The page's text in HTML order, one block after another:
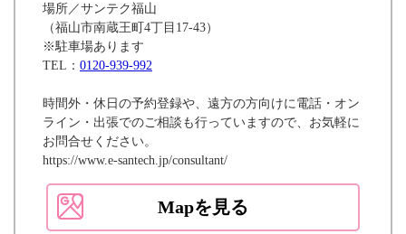
場所／サンテク福山
（福山市南蔵王町4丁目17-43）
※駐車場あります
TEL： 0120-939-992
時間外・休日の予約登録や、遠方の方向けに電話・オン
ライン・出張でのご相談も行っていますので、お気軽に
お問合せください。
https://www.e-santech.jp/consultant/
Mapを見る